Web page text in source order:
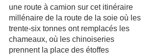
une route à camion sur cet itinéraire
millénaire de la route de la soie où les
trente-six tonnes ont remplacés les
chameaux, où les chinoiseries
prennent la place des étoffes